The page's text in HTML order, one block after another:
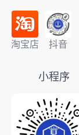
淘宝店 抖音
小程序